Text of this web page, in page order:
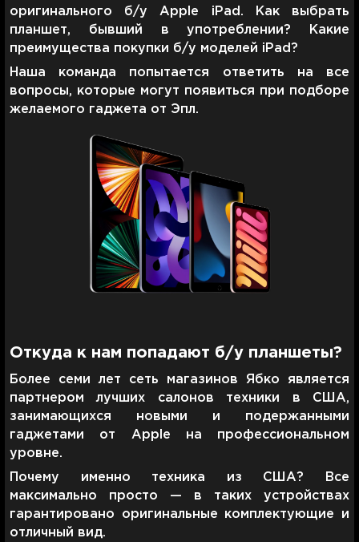
оригинального б/у Apple iPad. Как выбрать
планшет, бывший в употреблении? Какие
преимущества покупки б/у моделей iPad?
Наша команда попытается ответить на все
вопросы, которые могут появиться при подборе
желаемого гаджета от Эпл.
Откуда к нам попадают б/у планшеты?
Более семи лет сеть магазинов Ябко является
партнером лучших салонов техники в США,
занимающихся новыми и подержанными
гаджетами от Apple на профессиональном
уровне.
Почему именно техника из США? Все
максимально просто — в таких устройствах
гарантировано оригинальные комплектующие и
отличный вид.